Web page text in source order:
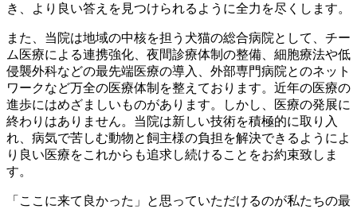
き、より良い答えを見つけられるように全力を尽くします。
また、当院は地域の中核を担う犬猫の総合病院として、チー
ム医療による連携強化、夜間診療体制の整備、細胞療法や低
侵襲外科などの最先端医療の導入、外部専門病院とのネット
ワークなど万全の医療体制を整えております。近年の医療の
進歩にはめざましいものがあります。しかし、医療の発展に
終わりはありません。当院は新しい技術を積極的に取り入
れ、病気で苦しむ動物と飼主様の負担を解決できるようによ
り良い医療をこれからも追求し続けることをお約束致しま
す。
「ここに来て良かった」と思っていただけるのが私たちの最